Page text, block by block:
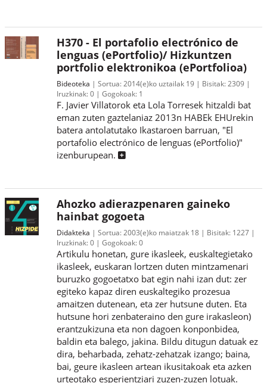
H370 - El portafolio electrónico de
lenguas (ePortfolio)/ Hizkuntzen
portfolio elektronikoa (ePortfolioa)
Bideoteka Sortua: 2014(e)ko uztailak 19 Bisitak: 2309
Iruzkinak:0 Gogokoak: 1
F. Javier Villatorok eta Lola Torresek hitzaldi bat
eman zuten gaztelaniaz 2013n HABEk EHUrekin
batera antolatutako Ikastaroen barruan, "El
portafolio electrónico de lenguas (ePortfolio)"
izenburupean.
Ahozko adierazpenaren gaineko
hainbat gogoeta
Didakteka Sortua: 2003(e)ko maiatzak 18 Bisitak: 1227
Iruzkinak:0 Gogokoak:0
Artikulu honetan, gure ikasleek, euskaltegietako
ikasleek, euskaran lortzen duten mintzamenari
buruzko gogoetatxo bat egin nahi izan dut: zer
egiteko kapaz diren euskaltegiko prozesua
amaitzen dutenean, eta zer hutsune duten. Eta
hutsune hori zenbateraino den gure irakasleon)
erantzukizuna eta non dagoen konponbidea,
baldin eta balego, jakina. Bildu ditugun datuak ez
dira, beharbada, zehatz-zehatzak izango; baina,
bai, geure ikasleen artean ikusitakoak eta azken
urteotako esperientziari zuzen-zuzen lotuak.